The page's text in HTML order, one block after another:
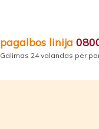
pagalbos linija
Galimas 24 valandas per